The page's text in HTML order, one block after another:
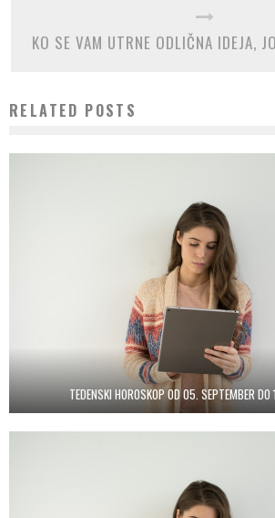
KO SE VAM UTRNE ODLIČNA IDEJA,
RELATED POSTS
TEDENSKI HOROSKOP OD 05. SEPTEMBER DO